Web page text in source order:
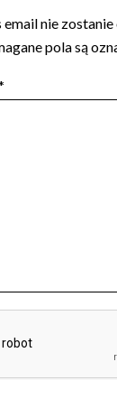
email nie
pola są